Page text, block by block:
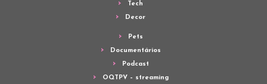
Tech
Decor
Pets
Documentários
Podcast
OQTPV – streaming